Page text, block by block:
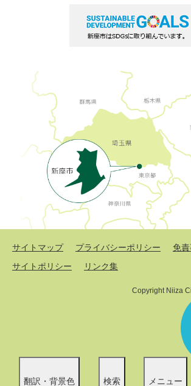
翻訳・背景色 検索 メニュー
サイトマップ プライバシーポリシー
免
サイトポリシー
リンク集
Copyright Niiza